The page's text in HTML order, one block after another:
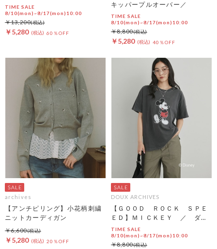
TIME SALE
8/10(mon)~8/17(mon)10:00
￥5,280 60％OFF
￥13,200
キッパープルオーバー／
TIME SALE
8/10(mon)~8/17(mon)10:00
￥5,280 40％OFF
￥8,800
archives
【アンチピリング】小花柄刺繍
ニットカーディガン
￥5,280 20％OFF
￥6,600
DOUX ARCHIVES
【ＧＯＯＤ ＲＯＣＫ ＳＰＥ
ＥＤ】ＭＩＣＫＥＹ ／ ダメ
ージＴＥＥ
TIME SALE
8/10(mon)~8/17(mon)10:00
￥8,800